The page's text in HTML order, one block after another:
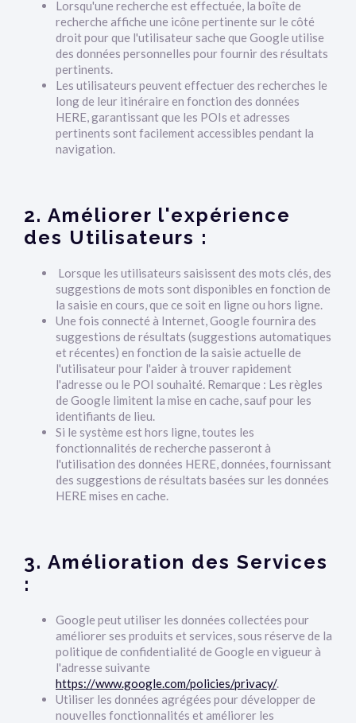
Lorsqu'une recherche est effectuée, la boîte de
recherche affiche une icône pertinente sur le côté
droit pour que l'utilisateur sache que Google utilise
des données personnelles pour fournir des résultats
pertinents.
Les utilisateurs peuvent effectuer des recherches le
long de leur itinéraire en fonction des données
HERE, garantissant que les POIs et adresses
pertinents sont facilement accessibles pendant la
navigation.
2. Améliorer l'expérience
des Utilisateurs :
Lorsque les utilisateurs saisissent des mots clés, des
suggestions de mots sont disponibles en fonction de
la saisie en cours, que ce soit en ligne ou hors ligne.
Une fois connecté à Internet, Google fournira des
suggestions de résultats (suggestions automatiques
et récentes) en fonction de la saisie actuelle de
l'utilisateur pour l'aider à trouver rapidement
l'adresse ou le POI souhaité. Remarque : Les règles
de Google limitent la mise en cache, sauf pour les
identifiants de lieu.
Si le système est hors ligne, toutes les
fonctionnalités de recherche passeront à
l'utilisation des données HERE, données, fournissant
des suggestions de résultats basées sur les données
HERE mises en cache.
3. Amélioration des Services
:
Google peut utiliser les données collectées pour
améliorer ses produits et services, sous réserve de la
politique de confidentialité de Google en vigueur à
l'adresse suivante
https://www.google.com/policies/privacy/.
Utiliser les données agrégées pour développer de
nouvelles fonctionnalités et améliorer les